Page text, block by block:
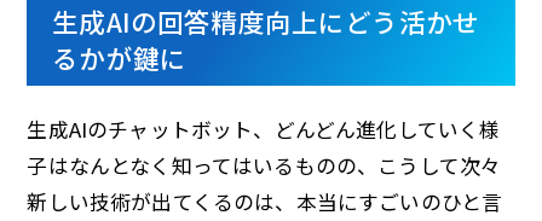
生成AIの回答精度向上にどう活かせ
るかが鍵に
生成AIのチャットボット、どんどん進化していく様
子はなんとなく知ってはいるものの、こうして次々
新しい技術が出てくるのは、本当にすごいのひと言